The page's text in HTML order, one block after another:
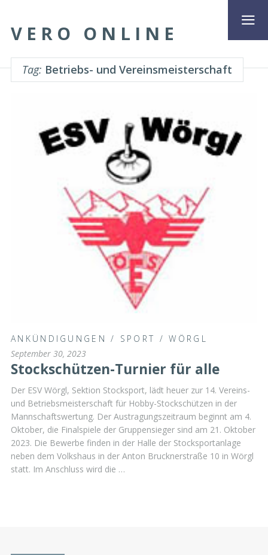
VERO ONLINE
Tag: Betriebs- und Vereinsmeisterschaft
ANKÜNDIGUNGEN / SPORT /WÖRGL
September 30, 2023
Stockschützen-Turnier für alle
Der ESV Wörgl, Sektion Stocksport, lädt heuer zur 14. Vereins-
und Betriebsmeisterschaft für Hobby-Stockschützen in der
Mannschaftswertung. Der Austragungszeitraum beginnt am 4.
Oktober, die Finalspiele der Gruppensieger sind am 21. Oktober
2023. Die Bewerbe finden in der Halle der Stocksportanlage
neben dem Volkshaus in der Anton Brucknerstraße 10 in Wörgl
statt. Im Anschluss wird die …